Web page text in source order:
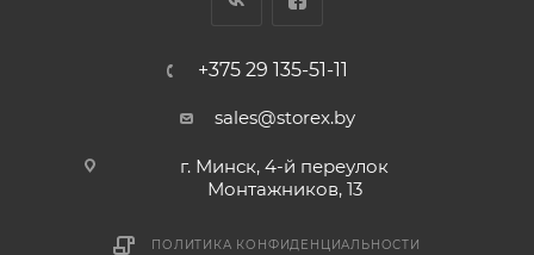
+375 29 135-51-11
sales@storex.by
г. Минск, 4-й переулок
Монтажников, 13
ПОЛИТИКА КОНФИДЕНЦИАЛЬНОСТИ